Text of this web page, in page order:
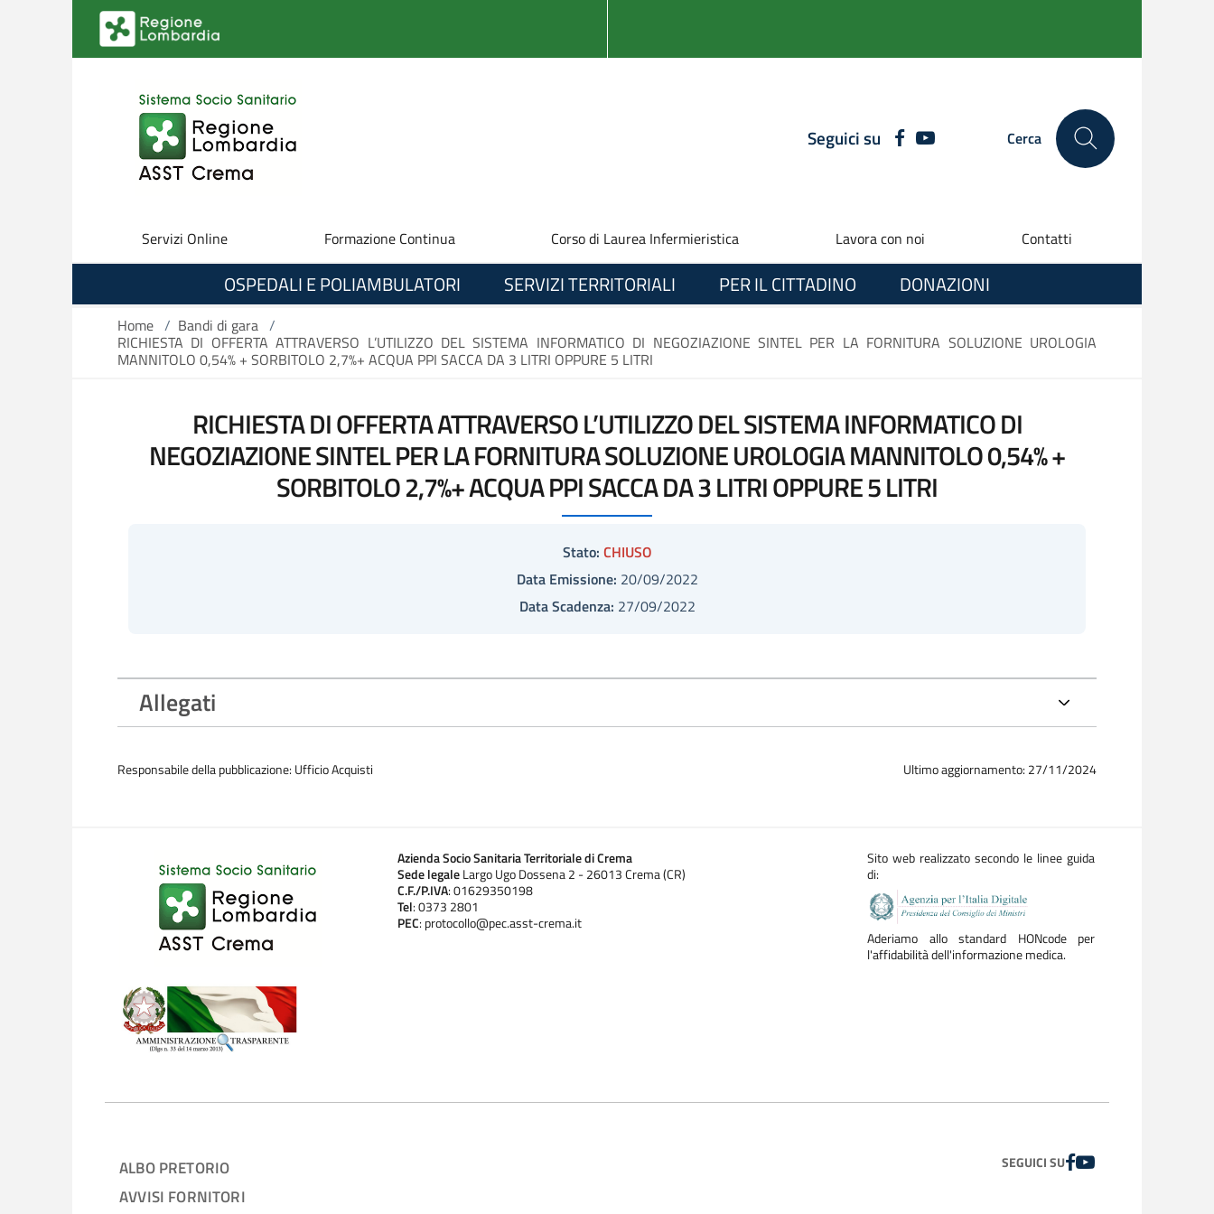
Salta al contenuto principale
Seguici su FACEBOOKYOUTUBE Cerca
Servizi Online Formazione Continua Corso di Laurea Infermieristica Lavora con noi Contatti
OSPEDALI E POLIAMBULATORI SERVIZI TERRITORIALI PER IL CITTADINO DONAZIONI
Home / Bandi di gara /
RICHIESTA DI OFFERTA ATTRAVERSO L’UTILIZZO DEL SISTEMA INFORMATICO DI NEGOZIAZIONE SINTEL PER LA FORNITURA SOLUZIONE UROLOGIA
MANNITOLO 0,54% + SORBITOLO 2,7%+ ACQUA PPI SACCA DA 3 LITRI OPPURE 5 LITRI
RICHIESTA DI OFFERTA ATTRAVERSO L’UTILIZZO DEL SISTEMA INFORMATICO DI
NEGOZIAZIONE SINTEL PER LA FORNITURA SOLUZIONE UROLOGIA MANNITOLO 0,54% +
SORBITOLO 2,7%+ ACQUA PPI SACCA DA 3 LITRI OPPURE 5 LITRI
Stato: CHIUSO
Data Emissione: 20/09/2022
Data Scadenza: 27/09/2022
Allegati
Responsabile della pubblicazione: Ufficio Acquisti Ultimo aggiornamento: 27/11/2024
Azienda Socio Sanitaria Territoriale di Crema
Sede legaleLargo Ugo Dossena 2 - 26013 Crema (CR)
C.F./P.IVA: 01629350198
Tel: 0373 2801
PEC: protocollo@pec.asst-crema.it
Sito web realizzato secondo le linee guida
di:
Aderiamo allo standard HONcode per
l'affidabilità dell'informazione medica.
ALBO PRETORIO
AVVISI FORNITORI
SEGUICI SUFACEBOOK
YOUTUBE